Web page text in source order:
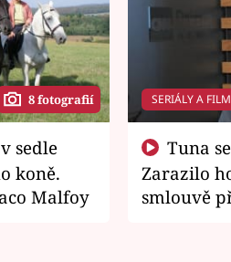
8 fotografií
koně.
Malfoy
SERIÁLY A
Zarazilo
smlouvě